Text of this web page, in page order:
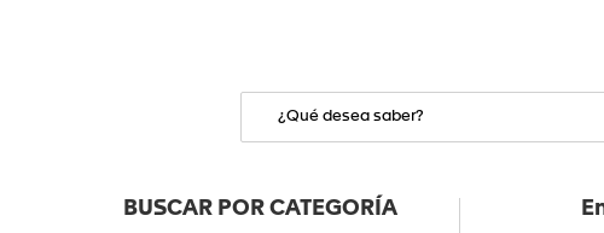
BUSCAR POR CATEGORÍA